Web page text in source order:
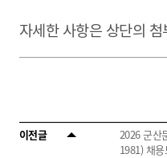
자세한 사항은 상단의
이전글
2026 군산
1981) 채